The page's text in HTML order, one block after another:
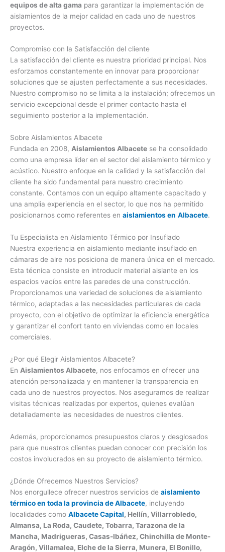
equipos de alta gama para garantizar la implementación de
aislamientos de la mejor calidad en cada uno de nuestros
proyectos.
Compromiso con la Satisfacción del cliente
La satisfacción del cliente es nuestra prioridad principal. Nos
esforzamos constantemente en innovar para proporcionar
soluciones que se ajusten perfectamente a sus necesidades.
Nuestro compromiso no se limita a la instalación; ofrecemos un
servicio excepcional desde el primer contacto hasta el
seguimiento posterior a la implementación.
Sobre Aislamientos Albacete
Fundada en 2008, Aislamientos Albacete se ha consolidado
como una empresa líder en el sector del aislamiento térmico y
acústico. Nuestro enfoque en la calidad y la satisfacción del
cliente ha sido fundamental para nuestro crecimiento
constante. Contamos con un equipo altamente capacitado y
una amplia experiencia en el sector, lo que nos ha permitido
posicionarnos como referentes en aislamientos en Albacete.
Tu Especialista en Aislamiento Térmico por Insuflado
Nuestra experiencia en aislamiento mediante insuflado en
cámaras de aire nos posiciona de manera única en el mercado.
Esta técnica consiste en introducir material aislante en los
espacios vacíos entre las paredes de una construcción.
Proporcionamos una variedad de soluciones de aislamiento
térmico, adaptadas a las necesidades particulares de cada
proyecto, con el objetivo de optimizar la eficiencia energética
y garantizar el confort tanto en viviendas como en locales
comerciales.
¿Por qué Elegir Aislamientos Albacete?
En Aislamientos Albacete, nos enfocamos en ofrecer una
atención personalizada y en mantener la transparencia en
cada uno de nuestros proyectos. Nos aseguramos de realizar
visitas técnicas realizadas por expertos, quienes evalúan
detalladamente las necesidades de nuestros clientes.
Además, proporcionamos presupuestos claros y desglosados
para que nuestros clientes puedan conocer con precisión los
costos involucrados en su proyecto de aislamiento térmico.
¿Dónde Ofrecemos Nuestros Servicios?
Nos enorgullece ofrecer nuestros servicios de aislamiento
térmico en toda la provincia de Albacete, incluyendo
localidades como Albacete Capital, Hellín, Villarrobledo,
Almansa, La Roda, Caudete, Tobarra, Tarazona de la
Mancha, Madrigueras, Casas-Ibáñez, Chinchilla de Monte-
Aragón, Villamalea, Elche de la Sierra, Munera, El Bonillo,